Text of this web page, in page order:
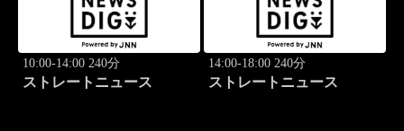
10:00-14:00 240分
ストレートニュース
14:00-18:00 240分
ストレートニュース